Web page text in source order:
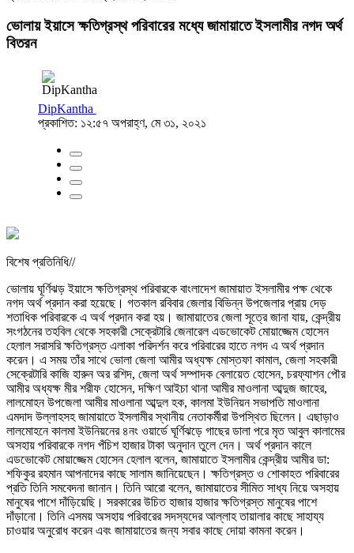
ভোলায় ইয়াসে ক্ষতিগ্রস্থ পরিবারের মধ্যে জামায়াতে ইসলামীর নগদ অর্থ
বিতরন
DipKantha
প্রকাশিত: ১২:৫৭ অপরাহ্ণ, মে ৩১, ২০২১
বিশেষ প্রতিনিধি//
ভোলায় ঘূর্ণিঝড় ইয়াসে ক্ষতিগ্রস্থ পরিবারকে বাংলাদেশ জামায়াত ইসলামীর পক্ষ থেকে
নগদ অর্থ প্রদান করা হয়েছে। গতকাল রবিবার জেলার বিভিন্ন উপজেলার প্রায় দেড়
শতাধিক পরিবারকে এ অর্থ প্রদান করা হয়। জামায়াতের জেলা সূত্রে জানা যায়, কেন্দ্রীয়
সংগঠনের তহবিল থেকে সহকারী সেক্রেটারি জেনারেল এডভোকেট মোয়াজ্জেম হোসেন
হেলাল সরাসরি ক্ষতিগ্রস্ত এলাকা পরিদর্শন করে পরিবারের হাতে নগদ এ অর্থ প্রদান
করেন। এ সময় তাঁর সাথে ভোলা জেলা আমীর অধ্যক্ষ মোস্তফা কামাল, জেলা সহকারী
সেক্রেটারি কাজি হারুন অর রশিদ, জেলা অর্থ সম্পাদক বেলায়েত হোসেন, চরফ্যাশন পৌর
আমীর অধ্যক্ষ মীর শরীফ হোসেন, দক্ষিণ আইচা থানা আমীর মাওলানা আব্দুজ জাহের,
লালমোহন উপজেলা আমীর মাওলানা আব্দুল হক, কালমা ইউনিয়ন সভাপতি মাওলানা
এমদাদ উল্লাহসহ জামায়াতে ইসলামীর স্থানীয় নেতাকর্মীরা উপস্থিত ছিলেন। এছাড়াও
লালমোহনে কালমা ইউনিয়নের ৪নং ওয়ার্ডে ঘূর্ণিঝড়ে গাছের ডালা পরে মৃত আবুল কালামের
অসহায় পরিবারকে নগদ পঁচিশ হাজার টাকা অনুদান তুলে দেন। অর্থ প্রদান কালে
এডভোকেট মোয়াজ্জেম হোসেন হেলাল বলেন, জামায়াতে ইসলামীর কেন্দ্রীয় আমীর ডা:
শফিকুর রহমান আপনাদের কাছে সালাম জানিয়েছেন। ক্ষতিগ্রস্ত ও শোকাহত পরিবারের
প্রতি তিনি সমবেদনা জানান। তিনি আরো বলেন, জামায়াতের সীমিত সাধ্য নিয়ে অসহায়
মানুষের পাশে দাঁড়িয়েছি। সরকারের উচিত হাজার হাজার ক্ষতিগ্রস্ত মানুষের পাশে
দাঁড়ানো। তিনি এসময় অসহায় পরিবারের সদস্যদের আল্লাহ তায়ালার কাছে সাহায্য
চাওয়ার অনুরোধ করেন এবং জামায়াতের জন্য সবার কাছে দোয়া কামনা করেন।